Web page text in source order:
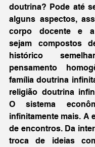
doutrina? Pode até
alguns aspectos,
corpo docente e a
sejam compostos
histórico
pensamento
família doutrina
religião doutrina
O sistema
infinitamente mais. A
de encontros. Da
troca de ideias